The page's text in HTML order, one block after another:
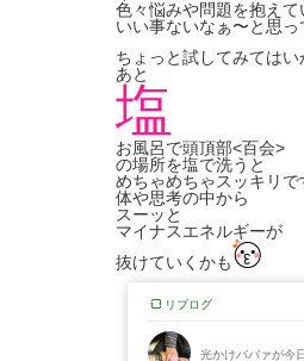
色々悩みや問題を抱えて
いい事ないなぁ〜と思っ
ちょっと試してみてはい
あと
塩
お風呂で頭頂部<百会>
の場所を塩で洗うと
めちゃめちゃスッキリで
体や思考の中から
スーッと
マイナスエネルギーが
抜けていくかも